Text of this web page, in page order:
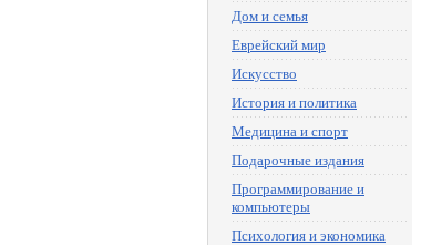
Дом и семья
Еврейский мир
Искусство
История и политика
Медицина и спорт
Подарочные издания
Программирование и
компьютеры
Психология и экономика